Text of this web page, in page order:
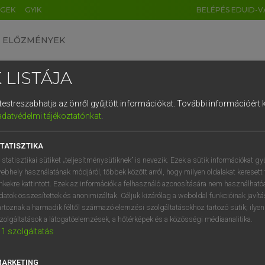
GYIK BELÉPÉS EDUID-
ELŐZMÉNYEK
nagyszótár
VAN ELŐFIZETÉSED?
megtekintéséhez.
LISTÁJA
az önről gyűjtött információkat. További információért
tájékoztatónkat.
statisztikai sütiket „teljesítménysütiknek” is nevezik. Ezek a sütik információkat
használatának módjáról, többek között arról, hogy milyen oldalakat keresett
kattintott. Ezek az információk a felhasználó azonosítására nem
összesítettek és anonimizáltak. Céljuk kizárólag a weboldal funkcióinak
a harmadik féltől származó elemzési szolgáltatásokhoz tartozó sütik;
a látogatóelemzések, a hőtérképek és a közösségi médiaanalitika.
1 szolgáltatás
DE CN FR ES IT NL
1 2 3 4 5 6 7 8 9
q w e r t z u i
a s d f g h j k l é
í y x c v b n m , .